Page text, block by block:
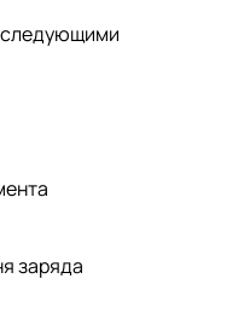
следующими
заряда